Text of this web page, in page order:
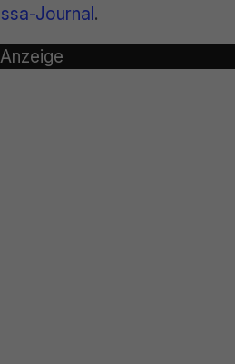
Journal.